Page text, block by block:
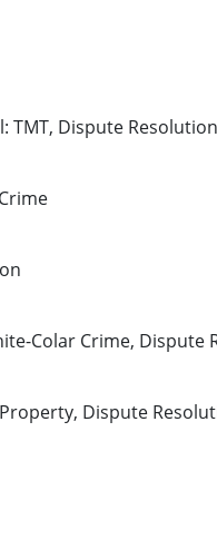
TMT, Dispute Resolution
Colar Crime, Dispute
Dispute